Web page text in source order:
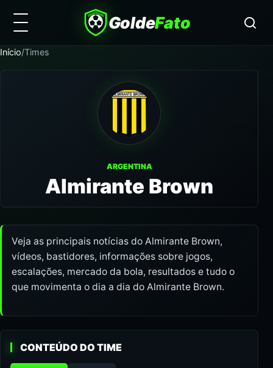
GoldeFato
Início/Times
ARGENTINA
Almirante Brown
Veja as principais notícias do Almirante Brown,
vídeos, bastidores, informações sobre jogos,
escalações, mercado da bola, resultados e tudo o
que movimenta o dia a dia do Almirante Brown.
CONTEÚDO DO TIME